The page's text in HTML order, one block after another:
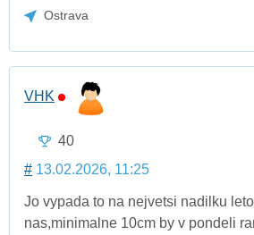
Ostrava
VHK
40
# 13.02.2026, 11:25
Jo vypada to na nejvetsi nadilku
nas,minimalne 10cm by v pondeli